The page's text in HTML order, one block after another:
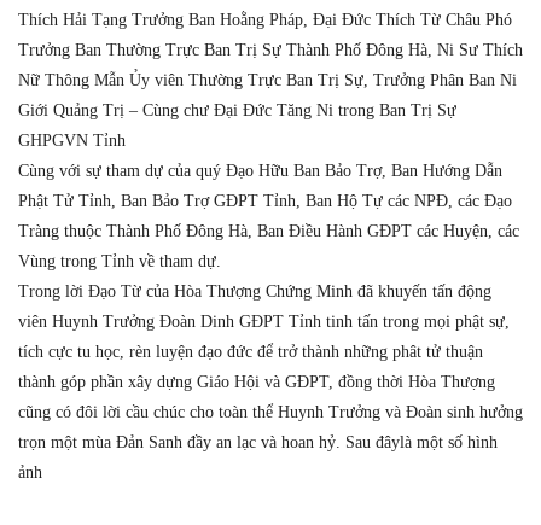
Thích Hải Tạng Trưởng Ban Hoằng Pháp, Đại Đức Thích Từ Châu Phó
Trưởng Ban Thường Trực Ban Trị Sự Thành Phố Đông Hà, Ni Sư Thích
Nữ Thông Mẫn Ủy viên Thường Trực Ban Trị Sự, Trưởng Phân Ban Ni
Giới Quảng Trị – Cùng chư Đại Đức Tăng Ni trong Ban Trị Sự
GHPGVN Tỉnh
Cùng với sự tham dự của quý Đạo Hữu Ban Bảo Trợ, Ban Hướng Dẫn
Phật Tử Tỉnh, Ban Bảo Trợ GĐPT Tỉnh, Ban Hộ Tự các NPĐ, các Đạo
Tràng thuộc Thành Phố Đông Hà, Ban Điều Hành GĐPT các Huyện, các
Vùng trong Tỉnh về tham dự.
Trong lời Đạo Từ của Hòa Thượng Chứng Minh đã khuyến tấn động
viên Huynh Trưởng Đoàn Dinh GĐPT Tỉnh tinh tấn trong mọi phật sự,
tích cực tu học, rèn luyện đạo đức để trở thành những phât tử thuận
thành góp phần xây dựng Giáo Hội và GĐPT, đồng thời Hòa Thượng
cũng có đôi lời cầu chúc cho toàn thể Huynh Trưởng và Đoàn sinh hưởng
trọn một mùa Đản Sanh đầy an lạc và hoan hỷ. Sau đâylà một số hình
ảnh